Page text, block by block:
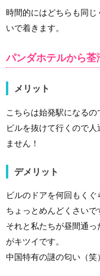
時間的にはどちらも同
いで着きます。
パンダホテルから荃
メリット
こちらは始発駅になるの
ビルを抜けて行くので
ません！
デメリット
ビルのドアを何回もく
ちょっとめんどくさいで
それと私たちが昼間通
がキツイです。
中国特有の謎の匂い（笑）